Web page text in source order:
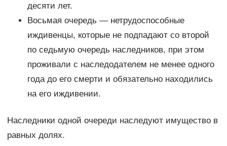
десяти лет.
Восьмая очередь — нетрудоспособные
иждивенцы, которые не подпадают со второй
по седьмую очередь наследников, при этом
проживали с наследодателем не менее одного
года до его смерти и обязательно находились
на его иждивении.
Наследники одной очереди наследуют имущество в
равных долях.